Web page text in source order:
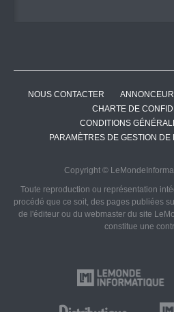
NOUS CONTACTER
CHARTE DE
CONDITIONS
PARAMÈTRES DE GESTION
Copyright ©
Toute reproduction ou représentation
procédé que ce soit, des pages publiées
de l'éditeur ou du webmaster du site
constitue une